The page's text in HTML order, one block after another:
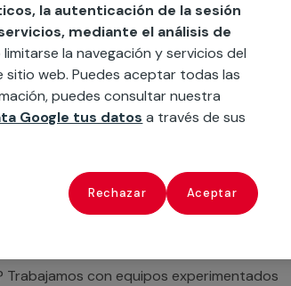
Ver servicios
Trabajamos con servicios de técnicos
tu hogar o negocio de forma rápida y
Ver servicios
con equipos experimentados
la autenticación de la sesión
mediante el análisis de
la navegación y servicios del
web. Puedes aceptar todas las
puedes consultar nuestra
Google tus datos a través de sus
Rechazar Aceptar